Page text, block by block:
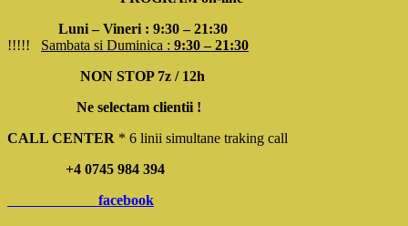
Luni – Vineri : 9:30 – 21:30
!!!!! Sambata si Duminica : 9:30 – 21:30
NON STOP 7z / 12h
Ne selectam clientii !
CALL CENTER * 6 linii simultane traking call
+4 0745 984 394
facebook